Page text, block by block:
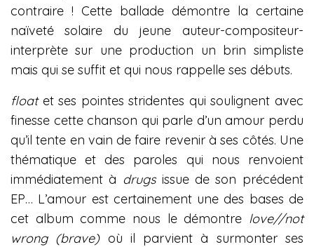
contraire ! Cette ballade démontre la certaine
naïveté solaire du jeune auteur-compositeur-
interprète sur une production un brin simpliste
mais qui se suffit et qui nous rappelle ses débuts.
float et ses pointes stridentes qui soulignent avec
finesse cette chanson qui parle d’un amour perdu
qu’il tente en vain de faire revenir à ses côtés. Une
thématique et des paroles qui nous renvoient
immédiatement à drugs issue de son précédent
EP… L’amour est certainement une des bases de
cet album comme nous le démontre love//not
wrong (brave)où il parvient à surmonter ses